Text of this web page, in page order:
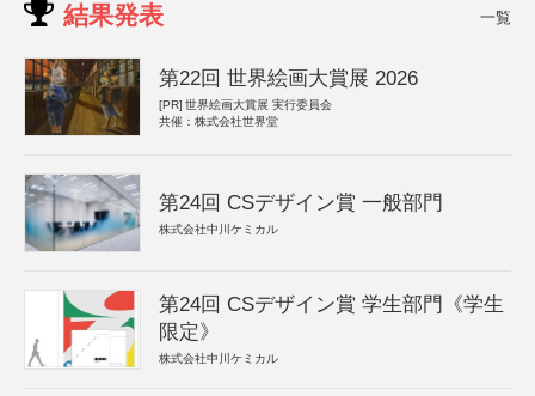
結果発表 一覧
第22回 世界絵画大賞展 2026
[PR] 世界絵画大賞展 実行委員会
共催：株式会社世界堂
第24回 CSデザイン賞 一般部門
株式会社中川ケミカル
第24回 CSデザイン賞 学生部門《学生
限定》
株式会社中川ケミカル